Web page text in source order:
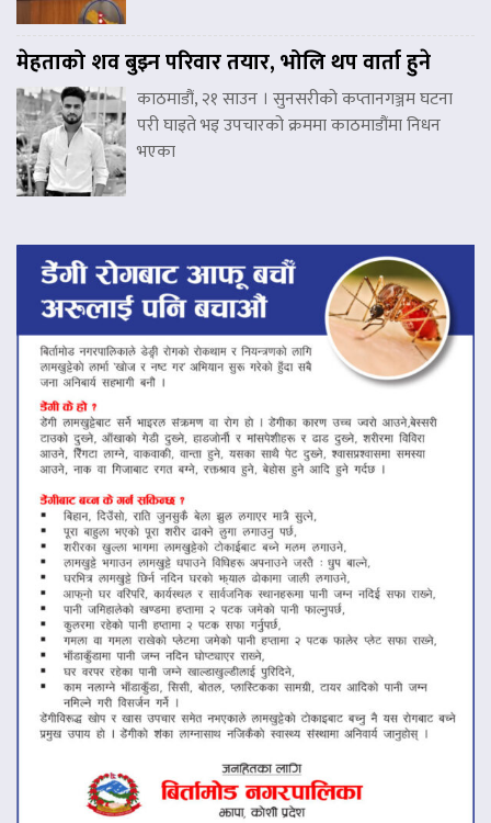
मेहताको शव बुझ्न परिवार तयार, भोलि थप वार्ता हुने
काठमाडौं, २१ साउन । सुनसरीको कप्तानगञ्जम घटना
परी घाइते भइ उपचारको क्रममा काठमाडौंमा निधन
भएका